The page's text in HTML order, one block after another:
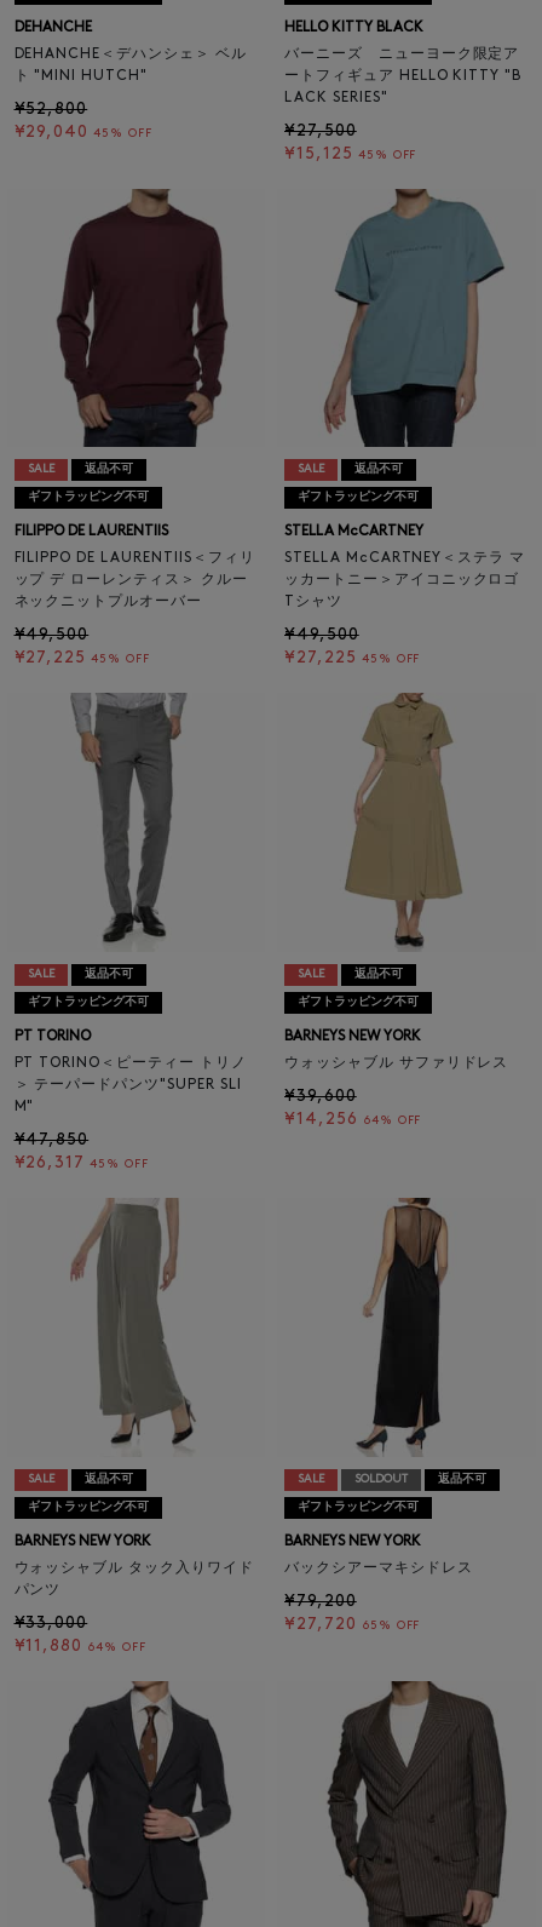
DEHANCHE
DEHANCHE＜デハンシェ＞ ベル
ト "MINI HUTCH"
¥52,800
¥29,040 45% OFF
HELLO KITTY BLACK
バーニーズ ニューヨーク限定ア
ートフィギュア HELLO KITTY "B
LACK SERIES"
¥27,500
¥15,125 45% OFF
SALE 返品不可
ギフトラッピング不可
FILIPPO DE LAURENTIIS
FILIPPO DE LAURENTIIS＜フィリ
ップ デ ローレンティス＞ クルー
ネックニットプルオーバー
¥49,500
¥27,225 45% OFF
SALE 返品不可
ギフトラッピング不可
STELLA McCARTNEY
STELLA McCARTNEY＜ステラ マ
ッカートニー＞アイコニックロゴ
Tシャツ
¥49,500
¥27,225 45% OFF
SALE 返品不可
ギフトラッピング不可
PT TORINO
PT TORINO＜ピーティー トリノ
＞ テーパードパンツ"SUPER SLI
M"
¥47,850
¥26,317 45% OFF
SALE 返品不可
ギフトラッピング不可
BARNEYS NEW YORK
ウォッシャブル サファリドレス
¥39,600
¥14,256
64% OFF
SALE 返品不可
ギフトラッピング不可
BARNEYS NEW YORK
ウォッシャブル タック入りワイド
パンツ
¥33,000
¥11,880
64% OFF
SALE SOLDOUT 返品不可
ギフトラッピング不可
BARNEYS NEW YORK
バックシアーマキシドレス
¥79,200
¥27,720
65% OFF